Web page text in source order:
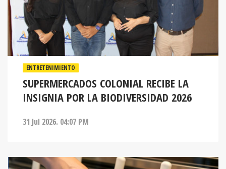
ENTRETENIMIENTO
SUPERMERCADOS COLONIAL RECIBE LA
INSIGNIA POR LA BIODIVERSIDAD 2026
31 Jul 2026. 04:07 PM